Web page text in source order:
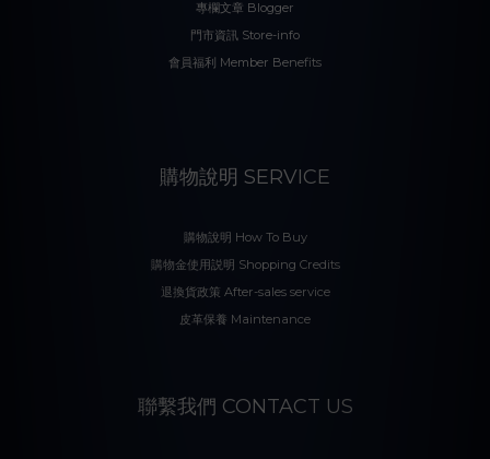
專欄文章 Blogger
門市資訊 Store-info
會員福利 Member Benefits
購物說明 SERVICE
購物說明 How To Buy
購物金使用説明 Shopping Credits
退換貨政策 After-sales service
皮革保養 Maintenance
聯繫我們 CONTACT US